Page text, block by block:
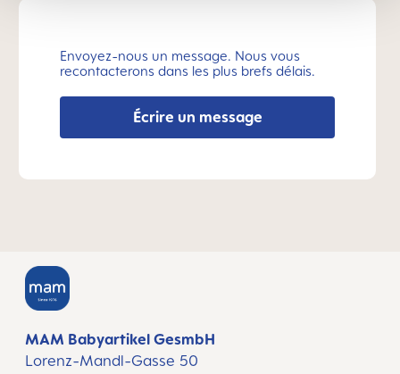
Envoyez-nous un message. Nous vous
recontacterons dans les plus brefs délais.
Écrire un message
MAM Babyartikel GesmbH
Lorenz-Mandl-Gasse 50